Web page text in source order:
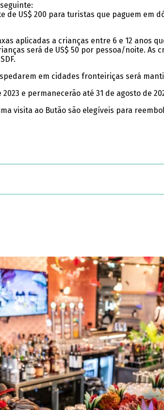
de US$ 200 para turistas que paguem em
aplicadas a crianças entre 6 e 12 anos
será de US$ 50 por pessoa/noite. As
em cidades fronteiriças será
e permanecerão até 31 de agosto de
visita ao Butão são elegíveis para